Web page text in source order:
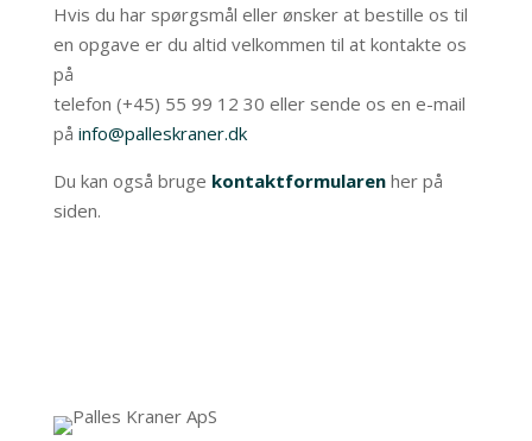
Hvis du har spørgsmål eller ønsker at bestille os til
en opgave er du altid velkommen til at kontakte os
på
telefon (+45) 55 99 12 30 eller sende os en e-mail
på info@palleskraner.dk
Du kan også bruge kontaktformularenher på
siden.